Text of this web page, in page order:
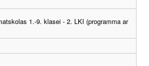
1.-9. klasei - 2. LKI (programma ar